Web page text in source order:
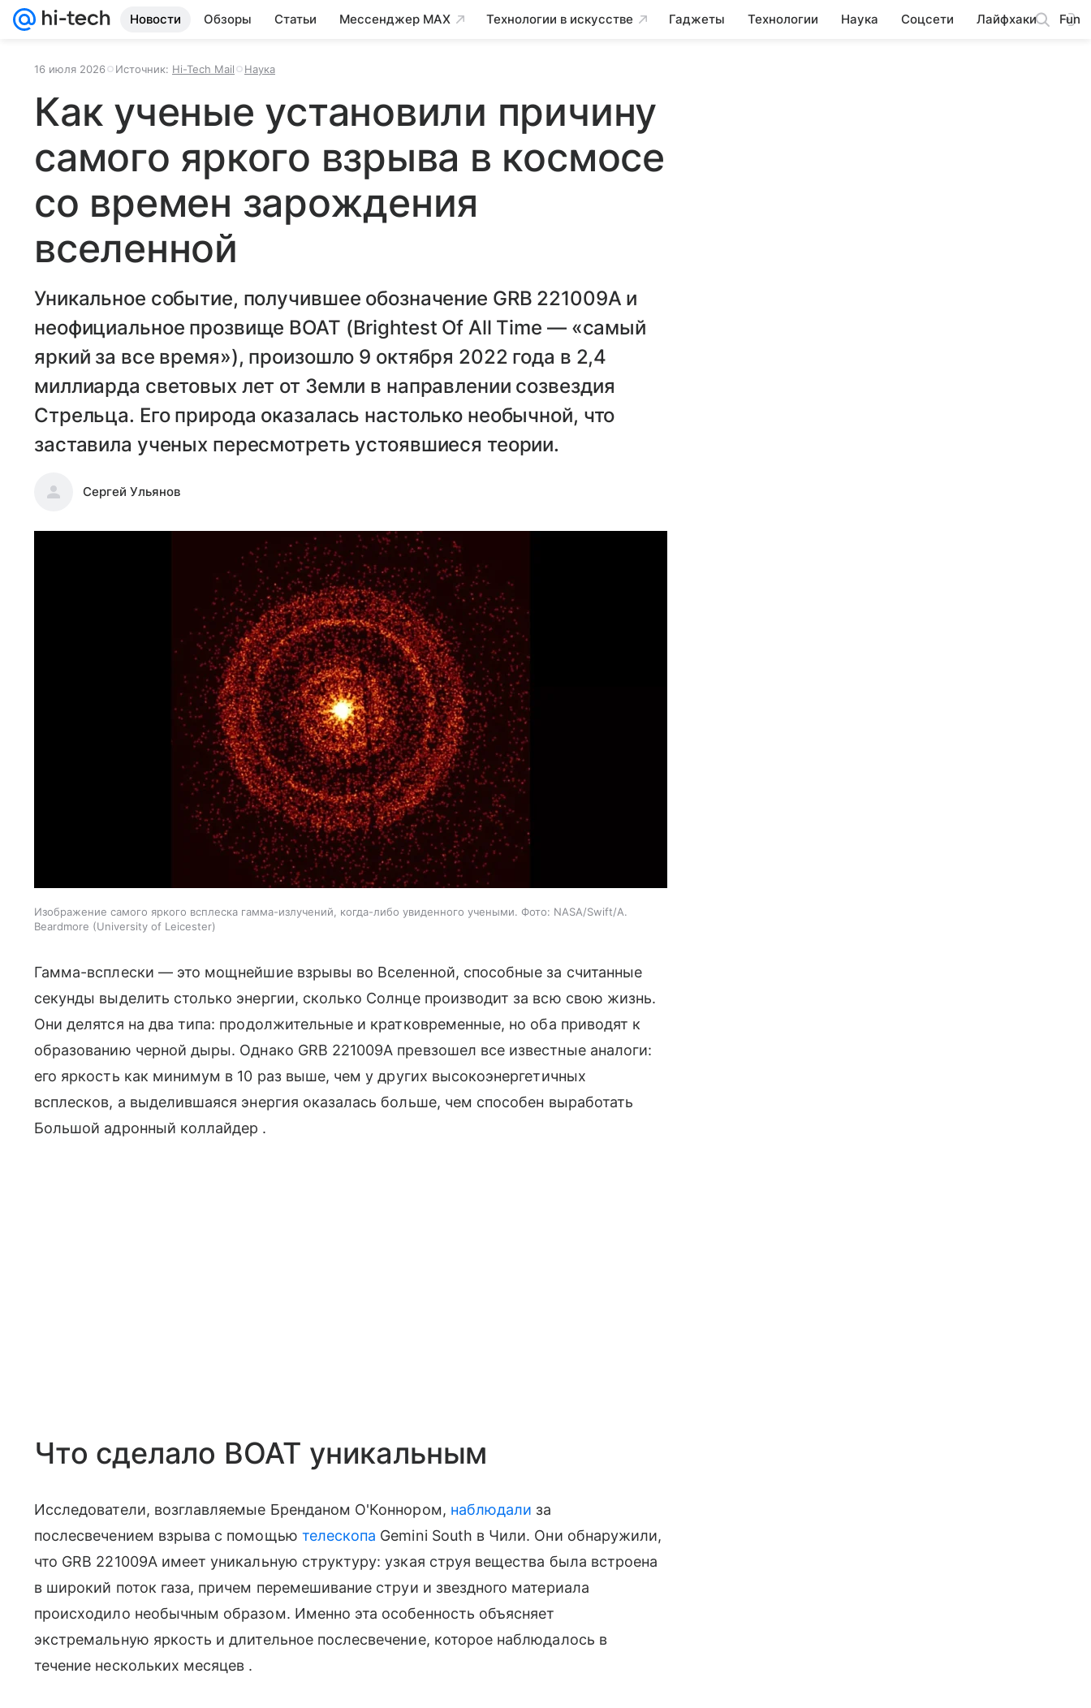
Новости Обзоры Статьи Мессенджер MAX Технологии в искусстве Гаджеты Технологии Наука Соцсети Лайфхаки Fun
16 июля 2026 Источник: Hi-Tech Mail Наука
Как ученые установили причину
самого яркого взрыва в космосе
со времен зарождения
вселенной
Уникальное событие, получившее обозначение GRB 221009A и
неофициальное прозвище BOAT (Brightest Of All Time — «самый
яркий за все время»), произошло 9 октября 2022 года в 2,4
миллиарда световых лет от Земли в направлении созвездия
Стрельца. Его природа оказалась настолько необычной, что
заставила ученых пересмотреть устоявшиеся теории.
Сергей Ульянов
Изображение самого яркого всплеска гамма-излучений, когда-либо увиденного учеными. Фото: NASA/Swift/A.
Beardmore (University of Leicester)
Гамма-всплески — это мощнейшие взрывы во Вселенной, способные за считанные
секунды выделить столько энергии, сколько Солнце производит за всю свою жизнь.
Они делятся на два типа: продолжительные и кратковременные, но оба приводят к
образованию черной дыры. Однако GRB 221009A превзошел все известные аналоги:
его яркость как минимум в 10 раз выше, чем у других высокоэнергетичных
всплесков, а выделившаяся энергия оказалась больше, чем способен выработать
Большой адронный коллайдер .
Что сделало BOAT уникальным
Исследователи, возглавляемые Бренданом О'Коннором, наблюдали за
послесвечением взрыва с помощью телескопа Gemini South в Чили. Они обнаружили,
что GRB 221009A имеет уникальную структуру: узкая струя вещества была встроена
в широкий поток газа, причем перемешивание струи и звездного материала
происходило необычным образом. Именно эта особенность объясняет
экстремальную яркость и длительное послесвечение, которое наблюдалось в
течение нескольких месяцев .